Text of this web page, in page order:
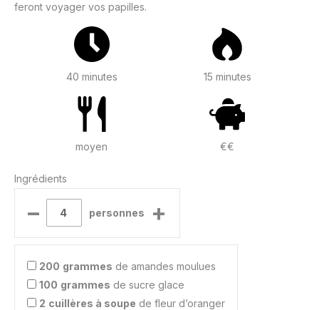
feront voyager vos papilles.
40 minutes 15 minutes
moyen €€
Ingrédients
– personnes +
200 grammes de amandes moulues
100 grammes de sucre glace
2 cuillères à soupe de fleur d’oranger